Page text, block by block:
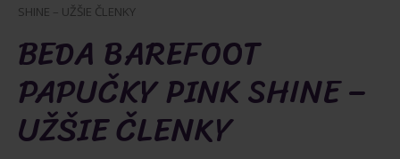
SHINE – UŽŠIE ČLENKY
BEDA BAREFOOT
PAPUČKY PINK SHINE –
UŽŠIE ČLENKY